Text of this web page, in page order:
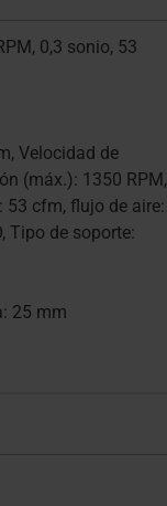
0,3 sonio, 53
Velocidad de
(máx.): 1350 RPM,
53 cfm, flujo de aire:
Tipo de soporte:
25 mm